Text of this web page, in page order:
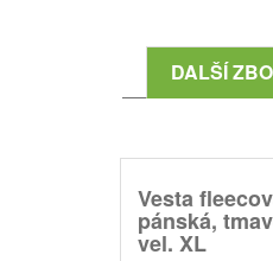
DALŠÍ
Vesta
pánská,
vel. XL